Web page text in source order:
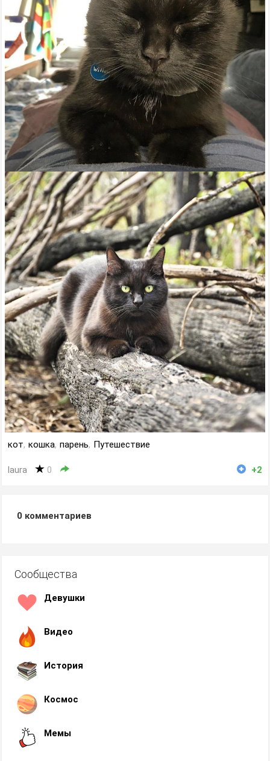
кот, кошка, парень, Путешествие
laura 0 +2
0 комментариев
Сообщества
Девушки
Видео
История
Космос
Мемы